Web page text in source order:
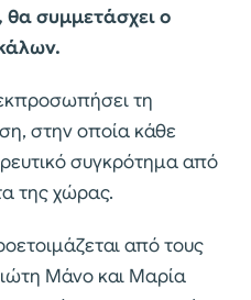
συμμετάσχει ο
τη
στην οποία κάθε
συγκρότημα από
της χώρας.
από τους
Μάνο και Μαρία